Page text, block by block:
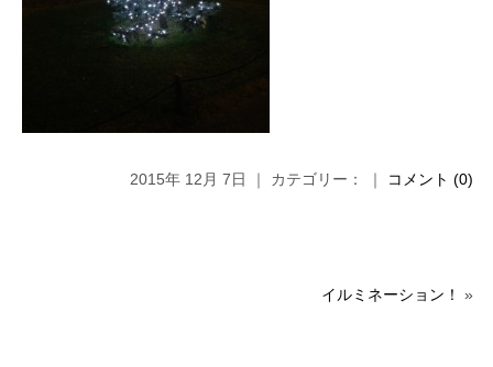
2015年 12月 7日 ｜ カテゴリー： ｜ コメント (0)
イルミネーション！ »